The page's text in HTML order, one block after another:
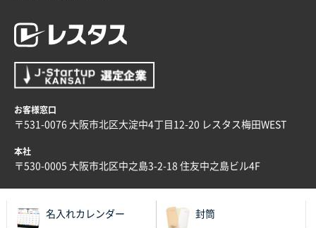
2025年12月02日 23:00
ロゴが入れられること
大阪府E社様
2025年11月28日 15:13
他部署のスタッフからの指示
兵庫県S社様
以前発注しているので、データが残っている点が良か
お客様窓口
〒531-0076 大阪市北区大淀中4丁目12-20 レスタス梅田WEST
本社
〒530-0005 大阪市北区中之島3-2-18 住友中之島ビル4F
名入れカレンダー 封筒